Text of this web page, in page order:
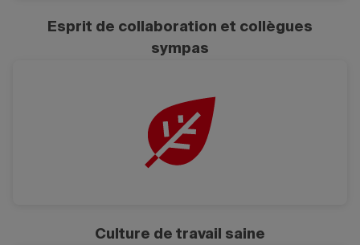
Esprit de collaboration et collègues
sympas
Culture de travail saine